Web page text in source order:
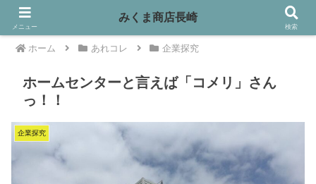
ホーム あれコレ 企業探究
ホームセンターと言えば「コメリ」さん
っ！！
企業探究
メニュー
みくま商店長崎
検索